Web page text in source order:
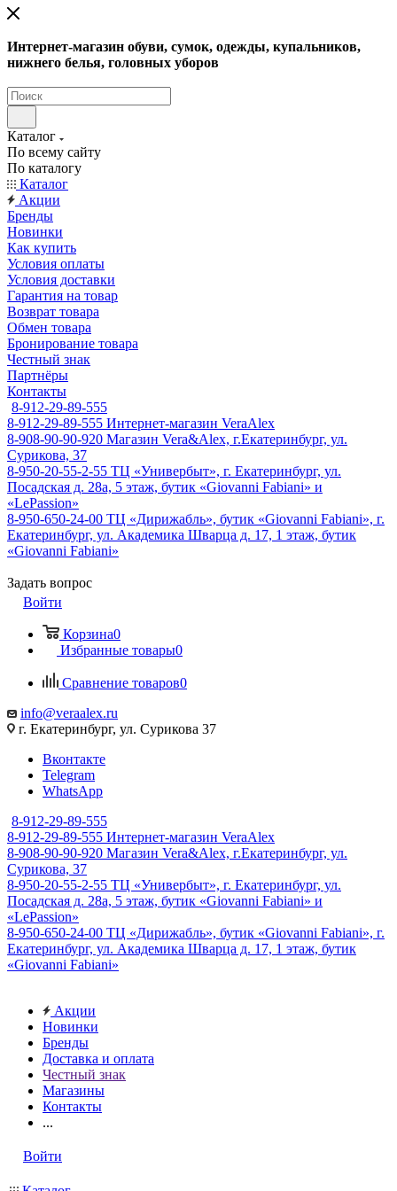
Интернет-магазин обуви, сумок, одежды, купальников,
нижнего белья, головных уборов
Каталог
По всему сайту
По каталогу
Каталог
Акции
Бренды
Новинки
Как купить
Условия оплаты
Условия доставки
Гарантия на товар
Возврат товара
Обмен товара
Бронирование товара
Честный знак
Партнёры
Контакты
8-912-29-89-555
8-912-29-89-555 Интернет-магазин VeraAlex
8-908-90-90-920 Магазин Vera&Alex, г.Екатеринбург, ул.
Сурикова, 37
8-950-20-55-2-55 ТЦ «Универбыт», г. Екатеринбург, ул.
Посадская д. 28а, 5 этаж, бутик «Giovanni Fabiani» и
«LePassion»
8-950-650-24-00 ТЦ «Дирижабль», бутик «Giovanni Fabiani», г.
Екатеринбург, ул. Академика Шварца д. 17, 1 этаж, бутик
«Giovanni Fabiani»
Задать вопрос
Войти
Корзина0
Избранные товары0
Сравнение товаров0
info@veraalex.ru
г. Екатеринбург, ул. Сурикова 37
Вконтакте
Telegram
WhatsApp
8-912-29-89-555
8-912-29-89-555 Интернет-магазин VeraAlex
8-908-90-90-920 Магазин Vera&Alex, г.Екатеринбург, ул.
Сурикова, 37
8-950-20-55-2-55 ТЦ «Универбыт», г. Екатеринбург, ул.
Посадская д. 28а, 5 этаж, бутик «Giovanni Fabiani» и
«LePassion»
8-950-650-24-00 ТЦ «Дирижабль», бутик «Giovanni Fabiani», г.
Екатеринбург, ул. Академика Шварца д. 17, 1 этаж, бутик
«Giovanni Fabiani»
Акции
Новинки
Бренды
Доставка и оплата
Честный знак
Магазины
Контакты
...
Войти